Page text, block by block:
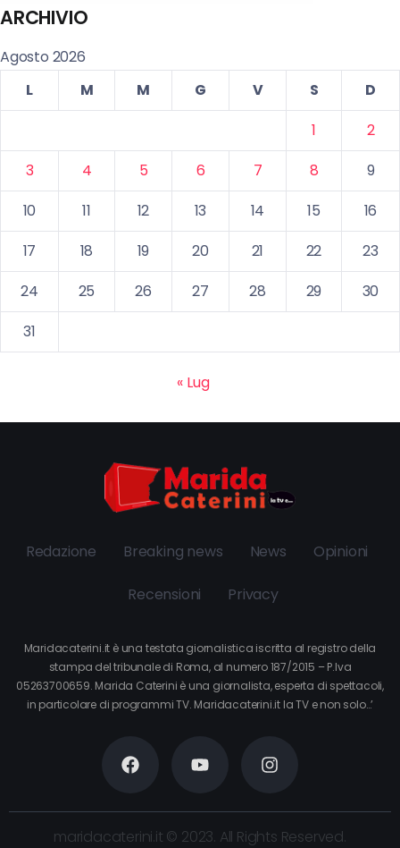
ARCHIVIO
Agosto 2026
L
M M G V S
D
1
2
3
4 5 6 7 8
9
10
11 12 13 14 15
16
17
18 19 20 21 22
23
24
25 26 27 28 29
30
31
« Lug
Redazione Breaking news News Opinioni
Recensioni Privacy
Maridacaterini.it è una testata giornalistica iscritta al registro della
stampa del tribunale di Roma, al numero 187/2015 – P.Iva
05263700659. Marida Caterini è una giornalista, esperta di spettacoli,
in particolare di programmi TV. Maridacaterini.it la TV e non solo…’
maridacaterini.it © 2023. All Rights Reserved.